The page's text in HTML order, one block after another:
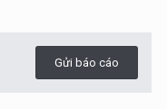
Gửi báo cáo